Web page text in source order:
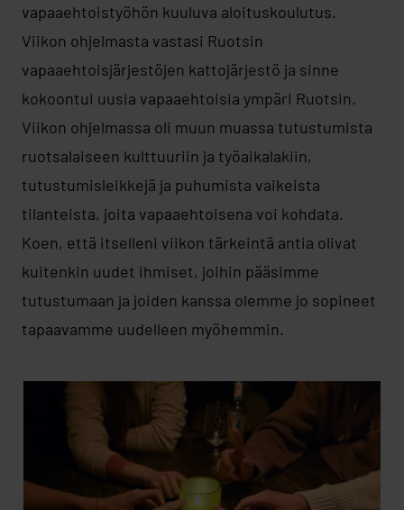
vapaaehtoistyöhön kuuluva aloituskoulutus.
Viikon ohjelmasta vastasi Ruotsin
vapaaehtoisjärjestöjen kattojärjestö ja sinne
kokoontui uusia vapaaehtoisia ympäri Ruotsin.
Viikon ohjelmassa oli muun muassa tutustumista
ruotsalaiseen kulttuuriin ja työaikalakiin,
tutustumisleikkejä ja puhumista vaikeista
tilanteista, joita vapaaehtoisena voi kohdata.
Koen, että itselleni viikon tärkeintä antia olivat
kuitenkin uudet ihmiset, joihin pääsimme
tutustumaan ja joiden kanssa olemme jo sopineet
tapaavamme uudelleen myöhemmin.